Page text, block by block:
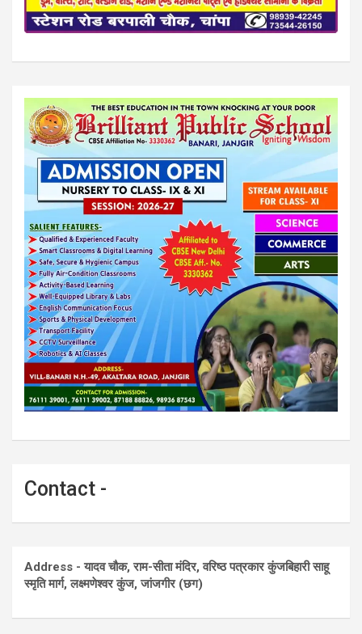
Contact -
Address - यादव चौक, राम-सीता मंदिर, वरिष्ठ पत्रकार कुंजबिहारी साहू
स्मृति मार्ग, लक्ष्मणेश्वर कुंज, जांजगीर (छग)